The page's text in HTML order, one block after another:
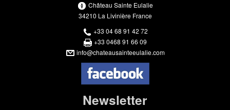
Château Sainte Eulalie
34210 La Livinière France
+33 04 68 91 42 72
+33 0468 91 66 09
info@chateausainteeulalie.com
Newsletter